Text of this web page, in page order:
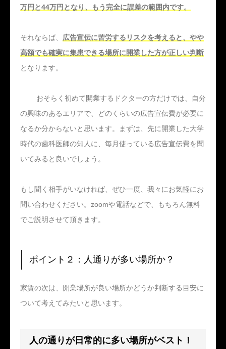
万円と44万円となり、もう完全に誤差の範囲内です。
それならば、 広告宣伝に苦労するリスクを考えると、やや
高額でも確実に集患できる場所に開業した方が正しい判断
となります。
おそらく初めて開業するドクターの方だけでは、自分
の興味のあるエリアで、どのくらいの広告宣伝費が必要に
なるか分からないと思います。まずは、先に開業した大学
時代の歯科医師の知人に、毎月使っている広告宣伝費を聞
いてみると良いでしょう。
もし聞く相手がいなければ、ぜひ一度、我々にお気軽にお
問い合わせください。zoomや電話などで、もちろん無料
でご説明させて頂きます。
ポイント２：人通りが多い場所か？
家賃の次は、開業場所が良い場所かどうか判断する目安に
ついて考えてみたいと思います。
人の通りが日常的に多い場所がベスト！